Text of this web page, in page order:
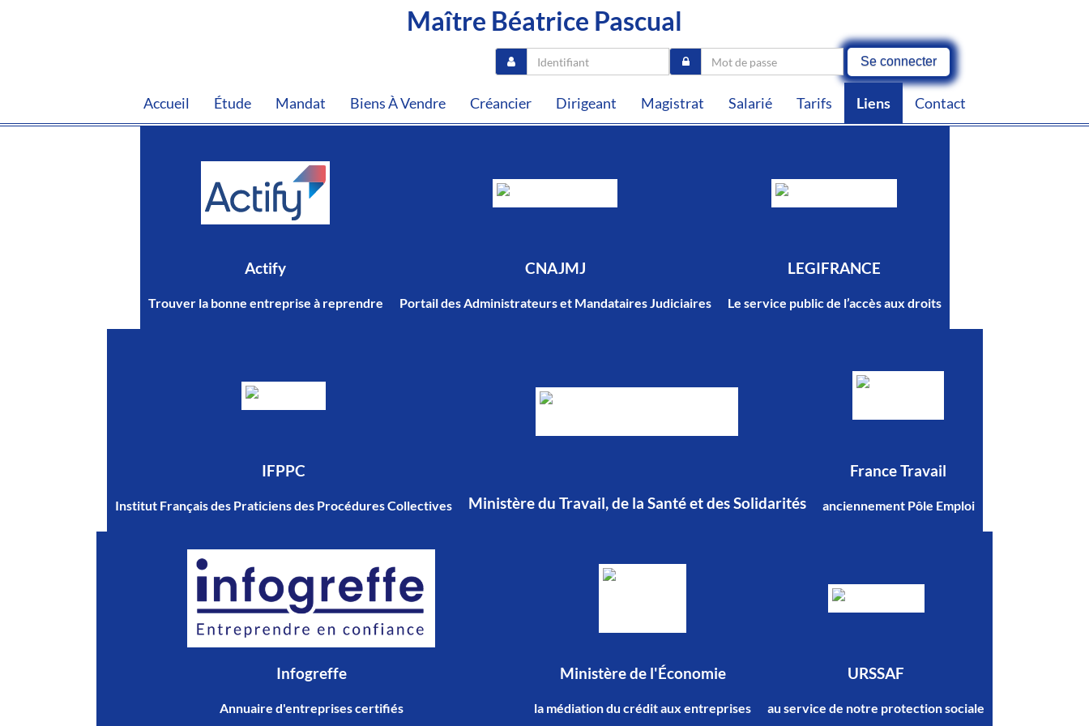
Maître Béatrice Pascual
Se connecter
Accueil Étude Mandat Biens À Vendre Créancier Dirigeant Magistrat Salarié Tarifs Liens Contact
Actify
Trouver la bonne entreprise à reprendre
CNAJMJ
Portail des Administrateurs et Mandataires Judiciaires
LEGIFRANCE
Le service public de l’accès aux droits
IFPPC
Institut Français des Praticiens des Procédures Collectives Ministère du Travail, de la Santé et des Solidarités
France Travail
anciennement Pôle Emploi
Infogreffe
Annuaire d'entreprises certifiés
Ministère de l'Économie
la médiation du crédit aux entreprises
URSSAF
au service de notre protection sociale